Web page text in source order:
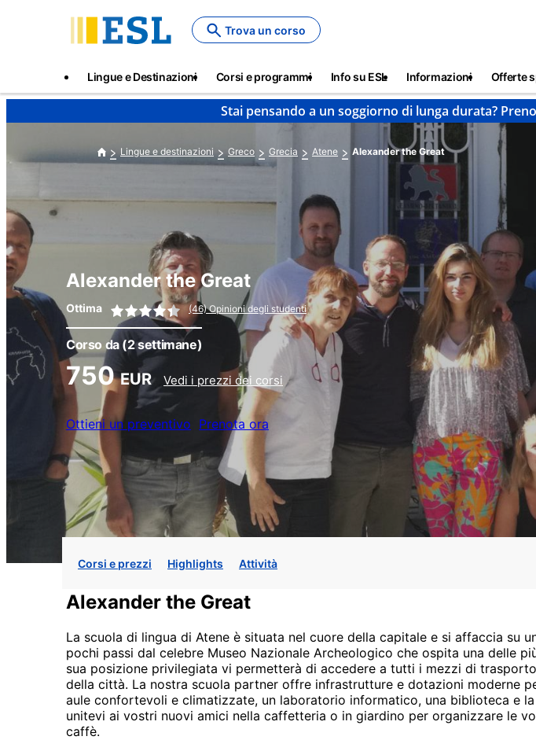
Trova un corso
Lingue e Destinazioni Corsi e programmi Info su ESL Informazioni Offerte
Stai pensando a un soggiorno di lunga durata?
Lingue e destinazioni Greco Grecia Atene Alexander the Great
Alexander the Great
Ottima (46) Opinioni degli studenti
Corso da (2 settimane)
750EUR Vedi i prezzi dei corsi
Ottieni un preventivo Prenota ora
Corsi e prezzi Highlights Attività
Alexander the Great
La scuola di lingua di Atene è situata nel cuore della capitale e si affaccia su
pochi passi dal celebre Museo Nazionale Archeologico che ospita una delle
sua posizione privilegiata vi permetterà di accedere a tutti i mezzi di
della città. La nostra scuola partner offre infrastrutture e dotazioni moderne
aule confortevoli e climatizzate, un laboratorio informatico, una biblioteca e
unitevi ai vostri nuovi amici nella caffetteria o in giardino per organizzare le
caffè.